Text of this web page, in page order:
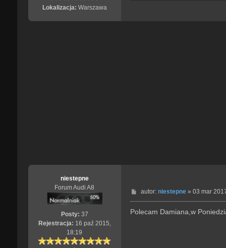
Lokalizacja: Warszawa
niestepne
Forum Audi A8
Posty: 37
Rejestracja: 16 paź 2015,
18:19
P
o
s
autor: niestepne» 03 mar
Polecam Damiana,w